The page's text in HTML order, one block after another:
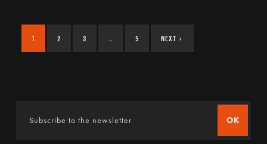
1 2 3 5 NEXT ›
OK